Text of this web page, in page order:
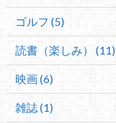
ゴルフ (5)
読書（楽しみ） (11)
映画 (6)
雑誌 (1)